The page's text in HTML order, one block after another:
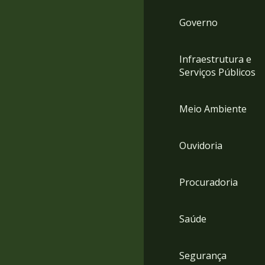
Governo
Infraestrutura e
Serviços Públicos
Meio Ambiente
Ouvidoria
Procuradoria
Saúde
Segurança